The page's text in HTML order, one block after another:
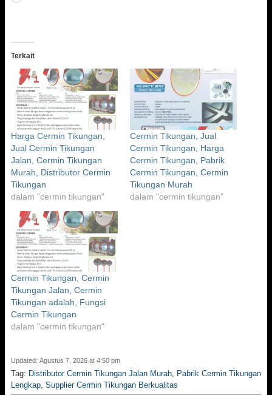
Terkait
Harga Cermin Tikungan,
Jual Cermin Tikungan
Jalan, Cermin Tikungan
Murah, Distributor Cermin
Tikungan
dalam "cermin tikungan"
Cermin Tikungan, Jual
Cermin Tikungan, Harga
Cermin Tikungan, Pabrik
Cermin Tikungan, Cermin
Tikungan Murah
dalam "cermin tikungan"
Cermin Tikungan, Cermin
Tikungan Jalan, Cermin
Tikungan adalah, Fungsi
Cermin Tikungan
dalam "cermin tikungan"
Updated: Agustus 7, 2026 at 4:50 pm
Tag: Distributor Cermin Tikungan Jalan Murah, Pabrik Cermin Tikungan
Lengkap, Supplier Cermin Tikungan Berkualitas